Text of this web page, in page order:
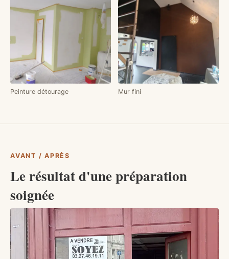
Peinture détourage Mur fini
AVANT / APRÈS
Le résultat d'une préparation
soignée